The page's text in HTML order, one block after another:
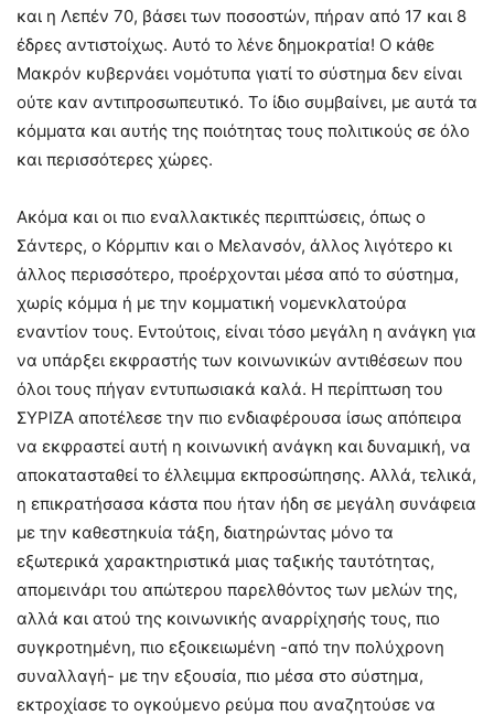
και η Λεπέν 70, βάσει των ποσοστών, πήραν από 17 και 8
έδρες αντιστοίχως. Αυτό το λένε δημοκρατία! Ο κάθε
Μακρόν κυβερνάει νομότυπα γιατί το σύστημα δεν είναι
ούτε καν αντιπροσωπευτικό. Το ίδιο συμβαίνει, με αυτά τα
κόμματα και αυτής της ποιότητας τους πολιτικούς σε όλο
και περισσότερες χώρες.
Ακόμα και οι πιο εναλλακτικές περιπτώσεις, όπως ο
Σάντερς, ο Κόρμπιν και ο Μελανσόν, άλλος λιγότερο κι
άλλος περισσότερο, προέρχονται μέσα από το σύστημα,
χωρίς κόμμα ή με την κομματική νομενκλατούρα
εναντίον τους. Εντούτοις, είναι τόσο μεγάλη η ανάγκη για
να υπάρξει εκφραστής των κοινωνικών αντιθέσεων που
όλοι τους πήγαν εντυπωσιακά καλά. Η περίπτωση του
ΣΥΡΙΖΑ αποτέλεσε την πιο ενδιαφέρουσα ίσως απόπειρα
να εκφραστεί αυτή η κοινωνική ανάγκη και δυναμική, να
αποκατασταθεί το έλλειμμα εκπροσώπησης. Αλλά, τελικά,
η επικρατήσασα κάστα που ήταν ήδη σε μεγάλη συνάφεια
με την καθεστηκυία τάξη, διατηρώντας μόνο τα
εξωτερικά χαρακτηριστικά μιας ταξικής ταυτότητας,
απομεινάρι του απώτερου παρελθόντος των μελών της,
αλλά και ατού της κοινωνικής αναρρίχησής τους, πιο
συγκροτημένη, πιο εξοικειωμένη -από την πολύχρονη
συναλλαγή- με την εξουσία, πιο μέσα στο σύστημα,
εκτροχίασε το ογκούμενο ρεύμα που αναζητούσε να